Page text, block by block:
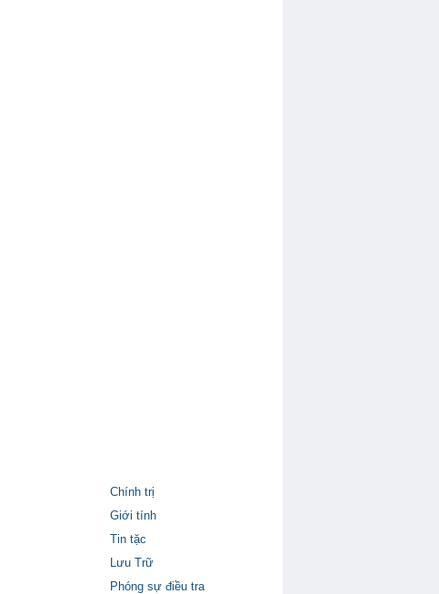
Chính trị
Giới tính
Tin tặc
Lưu Trữ
Phóng sự điều tra